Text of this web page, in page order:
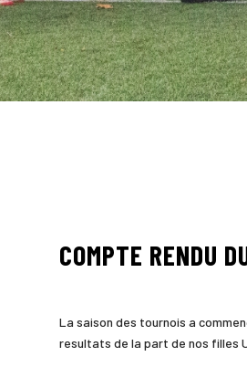
COMPTE RENDU
La saison des tournois a
resultats de la part de nos filles